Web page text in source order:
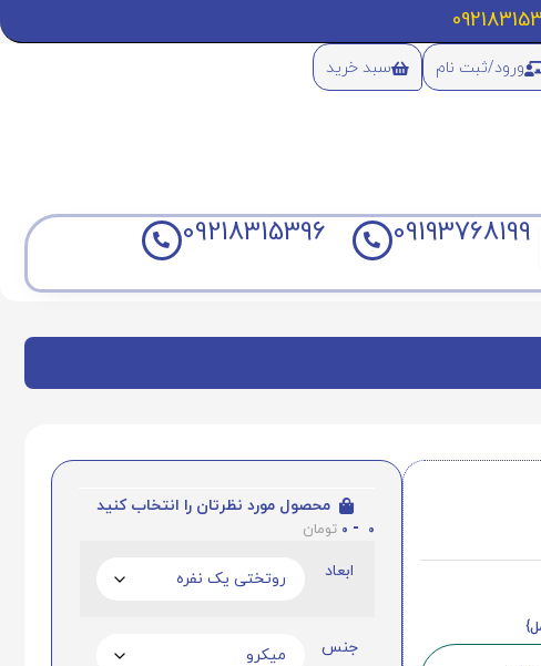
ورود/ثبت نام سبد خرید
09193768199
09218315396
محصول مورد نظرتان را انتخاب کنید
0
-
0 تومان
ابعاد
جنس